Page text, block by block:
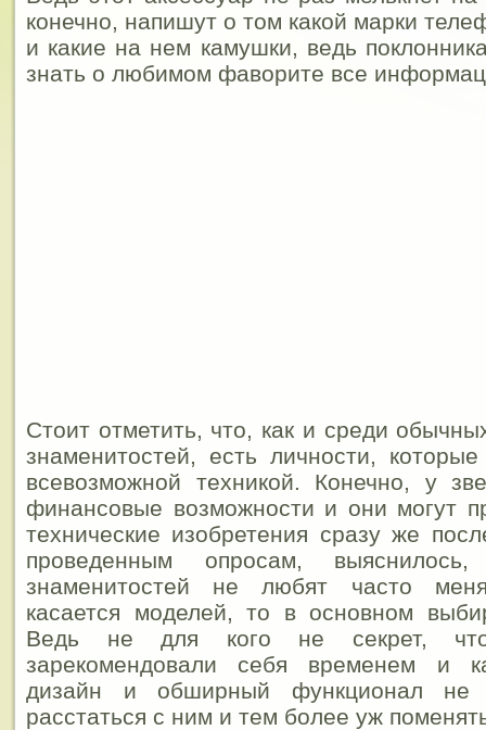
конечно, напишут о том какой марки
и какие на нем камушки, ведь
знать о любимом фаворите все
Стоит отметить, что, как и среди
знаменитостей, есть личности,
всевозможной техникой. Конечно, у
финансовые возможности и они могут
технические изобретения сразу же
проведенным опросам,
знаменитостей не любят часто
касается моделей, то в основном
Ведь не для кого не секрет,
зарекомендовали себя временем и
дизайн и обширный функционал не
расстаться с ним и тем более уж